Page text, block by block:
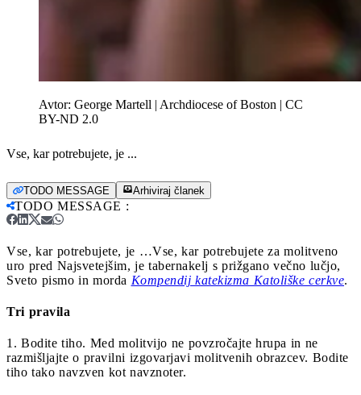
Avtor: George Martell | Archdiocese of Boston | CC
BY-ND 2.0
Vse, kar potrebujete, je ...
TODO MESSAGE Arhiviraj članek
TODO MESSAGE :
Vse, kar potrebujete, je …Vse, kar potrebujete za molitveno
uro pred Najsvetejšim, je tabernakelj s prižgano večno lučjo,
Sveto pismo in morda Kompendij katekizma Katoliške cerkve.
Tri pravila
1. Bodite tiho. Med molitvijo ne povzročajte hrupa in ne
razmišljajte o pravilni izgovarjavi molitvenih obrazcev. Bodite
tiho tako navzven kot navznoter.